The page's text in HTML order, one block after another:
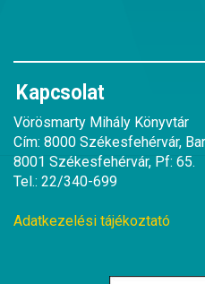
Kapcsolat
Vörösmarty Mihály Könyvtár
Cím: 8000 Székesfehérvár,
8001 Székesfehérvár, Pf: 65.
Tel.: 22/340-699
Adatkezelési tájékoztató